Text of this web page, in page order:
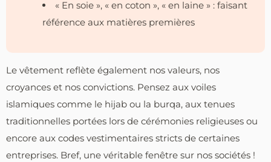
« En soie », « en coton », « en laine » : faisant
référence aux matières premières
Le vêtement reflète également nos valeurs, nos
croyances et nos convictions. Pensez aux voiles
islamiques comme le hijab ou la burqa, aux tenues
traditionnelles portées lors de cérémonies religieuses ou
encore aux codes vestimentaires stricts de certaines
entreprises. Bref, une véritable fenêtre sur nos sociétés !